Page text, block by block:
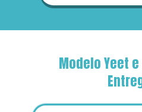
Modelo Yeet